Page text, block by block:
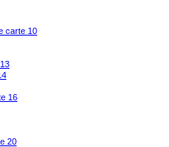
carte 10
16
20